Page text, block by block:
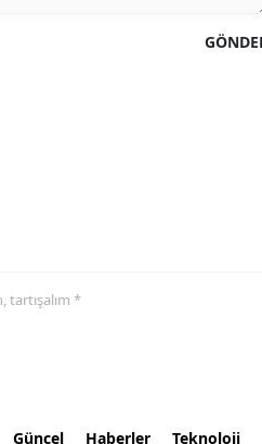
tartışalım *
Güncel Haberler Teknoloji